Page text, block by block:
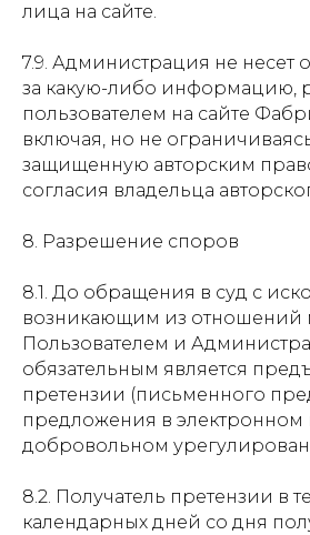
лица на сайте.
7.9. Администрация не несет
за какую-либо информацию,
пользователем на сайте
включая, но не
защищенную авторским
согласия владельца
8. Разрешение споров
8.1. До обращения в суд с
возникающим из отношений
Пользователем и
обязательным является
претензии (письменного
предложения в электронном
добровольном
8.2. Получатель претензии в
календарных дней со дня